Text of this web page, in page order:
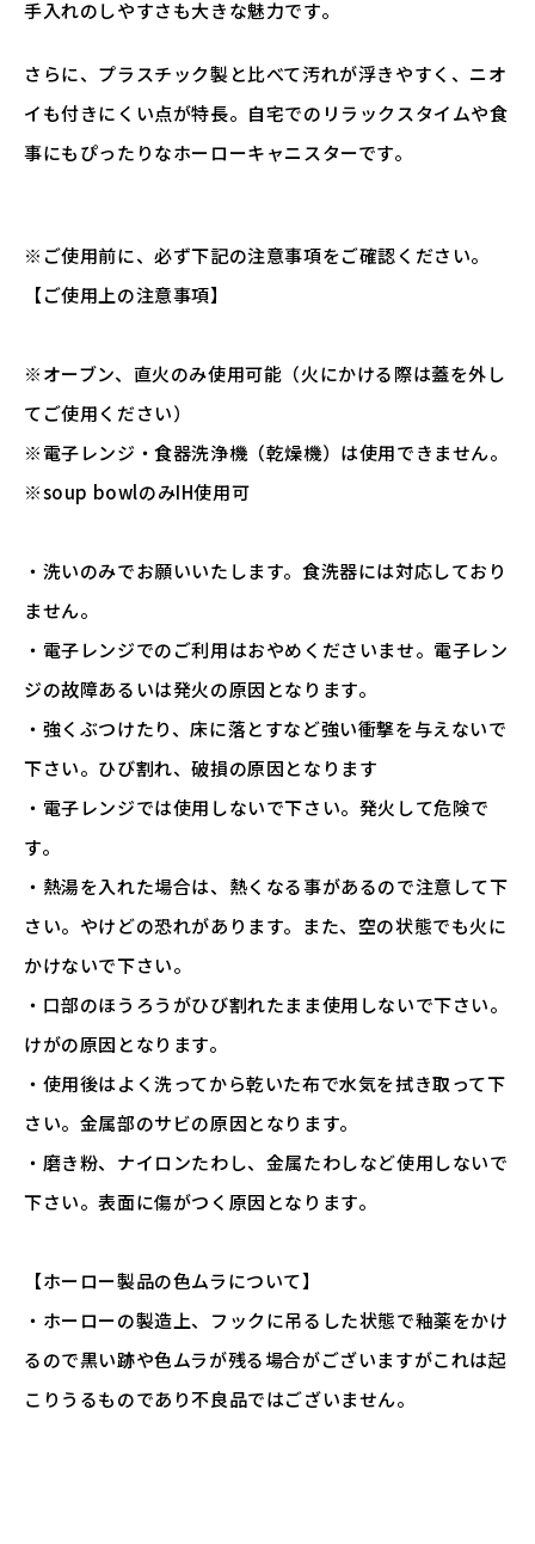
手入れのしやすさも大きな魅力です。
さらに、プラスチック製と比べて汚れが浮きやすく、ニオ
イも付きにくい点が特長。自宅でのリラックスタイムや食
事にもぴったりなホーローキャニスターです。
※ご使用前に、必ず下記の注意事項をご確認ください。
【ご使用上の注意事項】
※オーブン、直火のみ使用可能（火にかける際は蓋を外し
てご使用ください）
※電子レンジ・食器洗浄機（乾燥機）は使用できません。
※soup bowlのみIH使用可
・洗いのみでお願いいたします。食洗器には対応しており
ません。
・電子レンジでのご利用はおやめくださいませ。電子レン
ジの故障あるいは発火の原因となります。
・強くぶつけたり、床に落とすなど強い衝撃を与えないで
下さい。ひび割れ、破損の原因となります
・電子レンジでは使用しないで下さい。発火して危険で
す。
・熱湯を入れた場合は、熱くなる事があるので注意して下
さい。やけどの恐れがあります。また、空の状態でも火に
かけないで下さい。
・口部のほうろうがひび割れたまま使用しないで下さい。
けがの原因となります。
・使用後はよく洗ってから乾いた布で水気を拭き取って下
さい。金属部のサビの原因となります。
・磨き粉、ナイロンたわし、金属たわしなど使用しないで
下さい。表面に傷がつく原因となります。
【ホーロー製品の色ムラについて】
・ホーローの製造上、フックに吊るした状態で釉薬をかけ
るので黒い跡や色ムラが残る場合がございますがこれは起
こりうるものであり不良品ではございません。